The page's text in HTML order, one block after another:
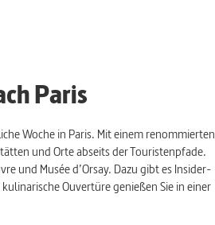
Paris
Woche in Paris. Mit einem renommierten
und Orte abseits der Touristenpfade.
und Musée d’Orsay. Dazu gibt es Insider-
Ouvertüre genießen Sie in einer